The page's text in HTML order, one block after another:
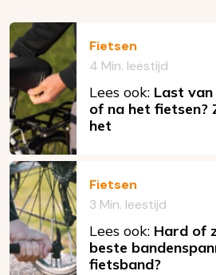
Fietsen
4 Min. leestijd
Lees ook: Last
of na het fietsen?
het
Fietsen
3 Min. leestijd
Lees ook: Hard of
beste
fietsband?